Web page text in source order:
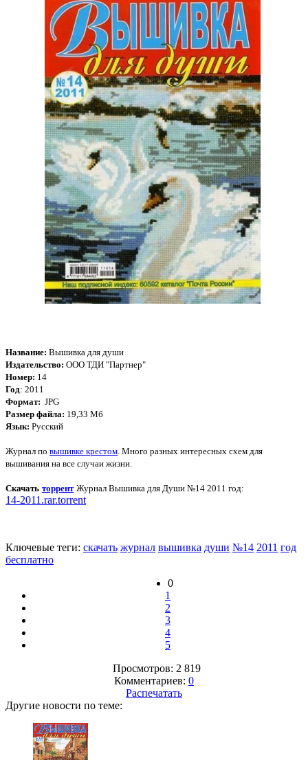
Название: Вышивка для души
Издательство: ООО ТДИ "Партнер"
Номер: 14
Год: 2011
Формат: JPG
Размер файла: 19,33 Мб
Язык: Русский
Журнал по вышивке крестом . Много разных интересных схем для
вышивания на все случаи жизни.
Скачатьторрент Журнал Вышивка для Души №14 2011 год:
14-2011.rar.torrent
Ключевые теги: скачать журнал вышивка души №14 2011 год
бесплатно
0
1
2
3
4
5
Просмотров: 2 819
Комментариев: 0
Распечатать
Другие новости по теме: